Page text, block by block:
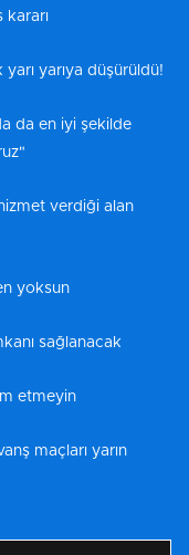
kararı
yarıya düşürüldü!
da en iyi şekilde
verdiği alan
yoksun
sağlanacak
etmeyin
maçları yarın